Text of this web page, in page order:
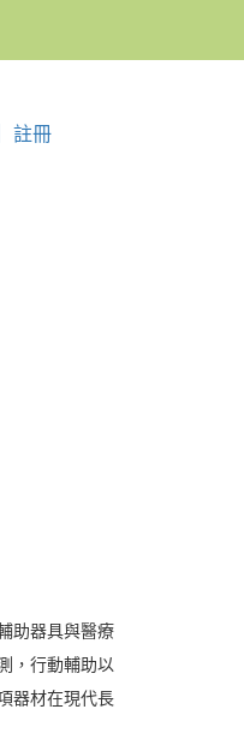
註冊
助器具與醫療
，行動輔助以
器材在現代長